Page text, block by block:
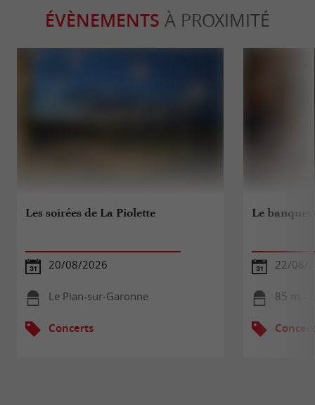
ÉVÈNEMENTS À PROXIMITÉ
Les soirées de La Piolette
20/08/2026
Le Pian-sur-Garonne
Concerts
Le banquet
22/08/
85 m -